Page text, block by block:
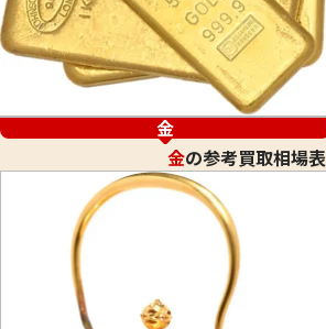
金
金の参考買取相場表